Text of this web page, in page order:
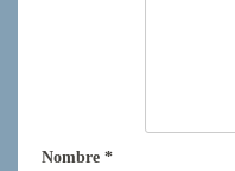
Nombre *